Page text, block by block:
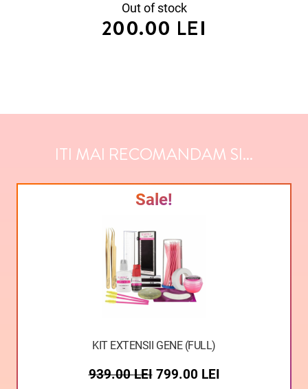
Out of stock
200.00 LEI
ITI MAI RECOMANDAM SI...
Sale!
KIT EXTENSII GENE (FULL)
939.00LEI 799.00 LEI